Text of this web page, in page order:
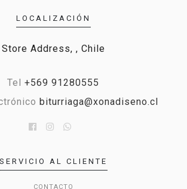
LOCALIZACIÓN
Store Address, , Chile
Tel +569 91280555
biturriaga@xonadiseno.cl
SERVICIO AL CLIENTE
CONTACTO